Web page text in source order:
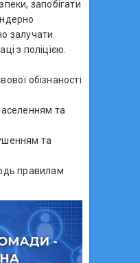
запобігати
залучати
з поліцією.
обізнаності
та
та
правилам